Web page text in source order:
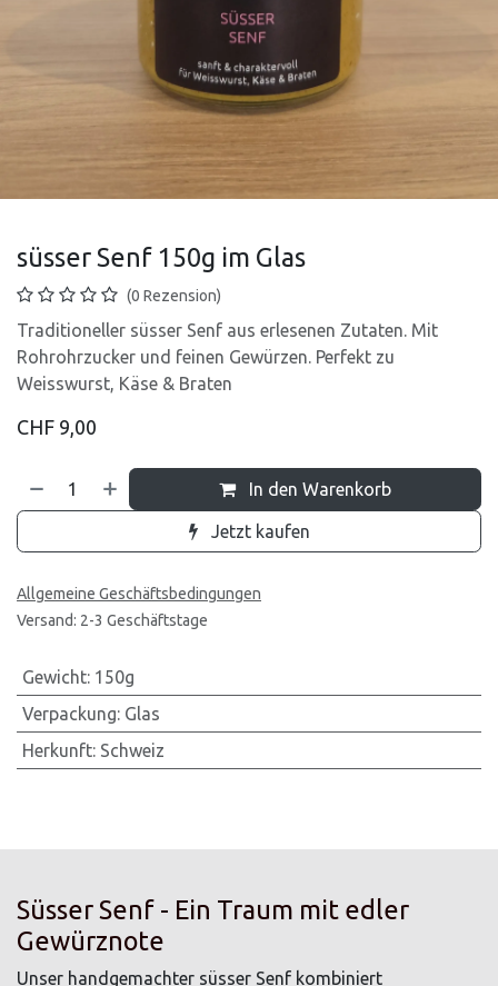
süsser Senf 150g im Glas
(0 Rezension)
Traditioneller süsser Senf aus erlesenen Zutaten. Mit
Rohrohrzucker und feinen Gewürzen. Perfekt zu
Weisswurst, Käse & Braten
CHF 9,00
In den Warenkorb
Jetzt kaufen
Allgemeine Geschäftsbedingungen
Versand: 2-3 Geschäftstage
Gewicht: 150g
Verpackung: Glas
Herkunft: Schweiz
Süsser Senf - Ein Traum mit edler
Gewürznote
Unser handgemachter süsser Senf kombiniert